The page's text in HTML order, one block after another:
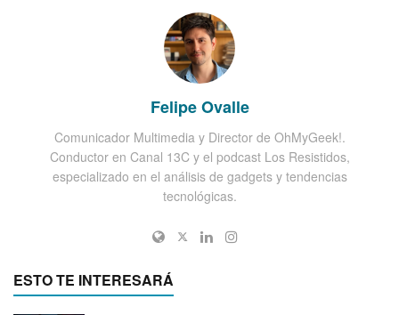
Felipe Ovalle
Comunicador Multimedia y Director de OhMyGeek!.
Conductor en Canal 13C y el podcast Los Resistidos,
especializado en el análisis de gadgets y tendencias
tecnológicas.
ESTO TE INTERESARÁ